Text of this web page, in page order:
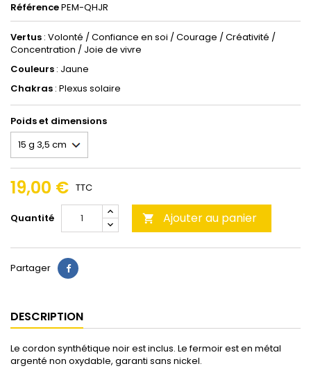
RéférencePEM-QHJR
Vertus : Volonté / Confiance en soi / Courage / Créativité /
Concentration / Joie de vivre
Couleurs : Jaune
Chakras : Plexus solaire
Poids et dimensions
19,00 € TTC
Quantité  Ajouter au panier
Partager
DESCRIPTION
Le cordon synthétique noir est inclus. Le fermoir est en métal
argenté non oxydable, garanti sans nickel.